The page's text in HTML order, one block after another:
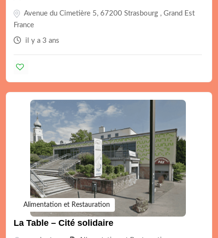
Avenue du Cimetière 5, 67200 Strasbourg , Grand Est
France
il y a 3 ans
Alimentation et Restauration
La Table – Cité solidaire